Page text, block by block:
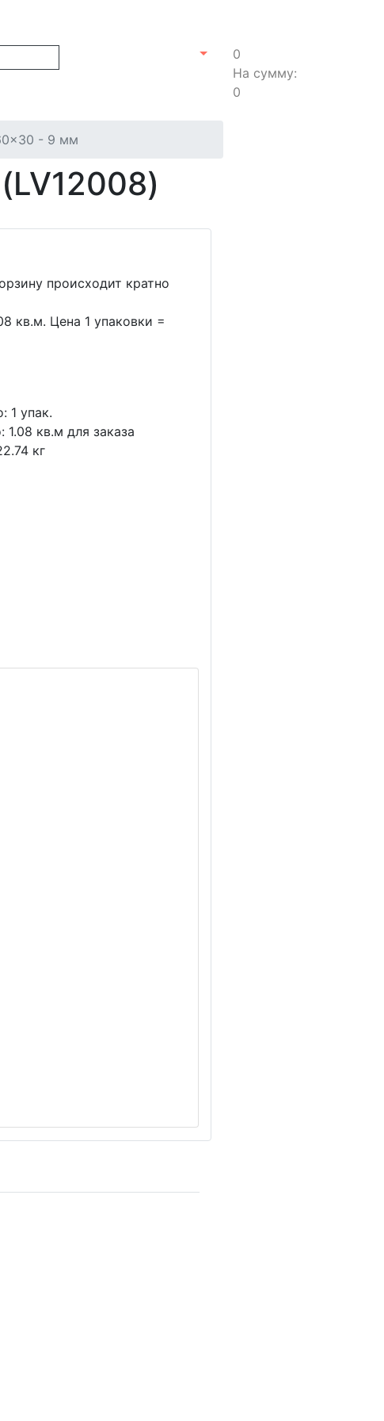
0
На сумму:
0
- 9 мм
происходит кратно
кв.м. Цена 1 упаковки =
1 упак.
1.08 кв.м для заказа
кг